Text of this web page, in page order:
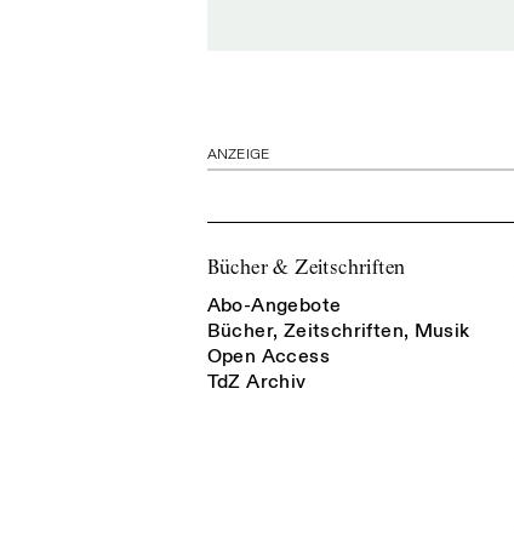
ANZEIGE
Bücher & Zeitschriften
Abo-Angebote
Bücher, Zeitschriften, Musik
Open Access
TdZ Archiv